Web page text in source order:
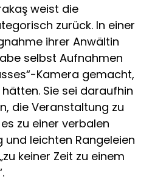
weist die
zurück. In einer
ihrer Anwältin
selbst Aufnahmen
Kamera gemacht,
Sie sei daraufhin
die Veranstaltung zu
zu einer verbalen
leichten Rangeleien
keiner Zeit zu einem